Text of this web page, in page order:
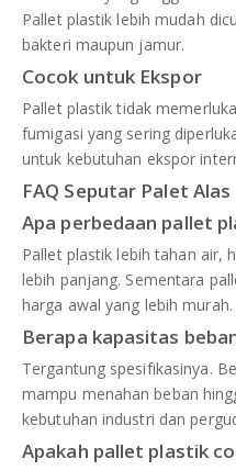
Pallet plastik lebih mudah
bakteri maupun jamur.
Cocok untuk Ekspor
Pallet plastik tidak
fumigasi yang sering
untuk kebutuhan ekspor
FAQ Seputar Palet
Apa perbedaan pallet
Pallet plastik lebih tahan air,
lebih panjang. Sementara
harga awal yang lebih murah.
Berapa kapasitas
Tergantung spesifikasinya.
mampu menahan beban
kebutuhan industri dan
Apakah pallet plastik